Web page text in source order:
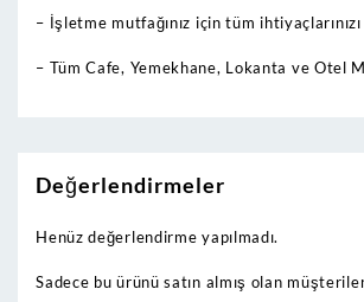
– İşletme mutfağınız için tüm
– Tüm Cafe, Yemekhane, Lokanta ve Otel
Değerlendirmeler
Henüz değerlendirme yapılmadı.
Sadece bu ürünü satın almış olan